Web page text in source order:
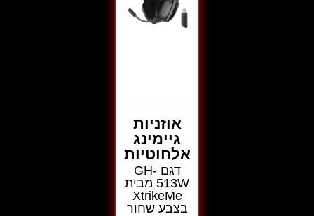
אוזניות
גיימינג
אלחוטיות
דגם GH-
513W מבית
XtrikeMe
בצבע שחור